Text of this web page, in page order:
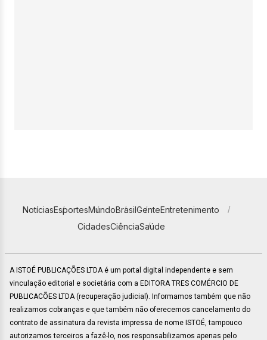
NotíciasEsportesMundoBrasilGenteEntretenimento
CidadesCiênciaSaúde
A ISTOÉ PUBLICAÇÕES LTDA é um portal digital independente e sem
vinculação editorial e societária com a EDITORA TRES COMÉRCIO DE
PUBLICACÕES LTDA (recuperação judicial). Informamos também que não
realizamos cobranças e que também não oferecemos cancelamento do
contrato de assinatura da revista impressa de nome ISTOÉ, tampouco
autorizamos terceiros a fazê-lo, nos responsabilizamos apenas pelo